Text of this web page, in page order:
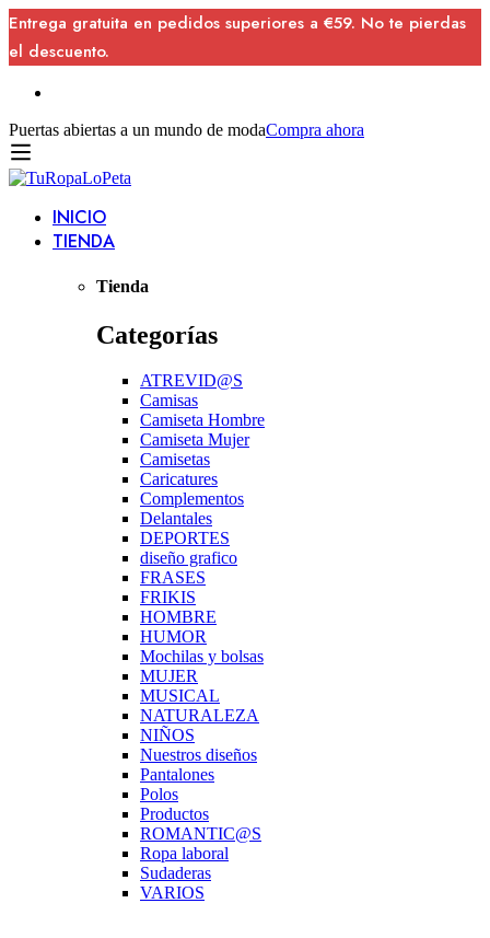
Entrega gratuita en pedidos superiores a €59. No te pierdas
el descuento.
Puertas abiertas a un mundo de modaCompra ahora
INICIO
TIENDA
Tienda
Categorías
ATREVID@S
Camisas
Camiseta Hombre
Camiseta Mujer
Camisetas
Caricatures
Complementos
Delantales
DEPORTES
diseño grafico
FRASES
FRIKIS
HOMBRE
HUMOR
Mochilas y bolsas
MUJER
MUSICAL
NATURALEZA
NIÑOS
Nuestros diseños
Pantalones
Polos
Productos
ROMANTIC@S
Ropa laboral
Sudaderas
VARIOS